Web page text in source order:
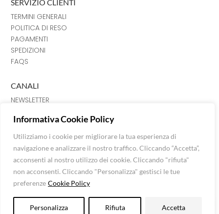
Informativa Cookie Policy
Utilizziamo i cookie per migliorare la tua esperienza di
navigazione e analizzare il nostro traffico. Cliccando “Accetta”,
acconsenti al nostro utilizzo dei cookie. Cliccando "rifiuta"
non acconsenti. Cliccando "Personalizza" gestisci le tue
preferenze Cookie Policy
Personalizza Rifiuta Accetta
SERVIZIO CLIENTI
TERMINI GENERALI
POLITICA DI RESO
PAGAMENTI
SPEDIZIONI
FAQS
CANALI
NEWSLETTER
FACEBOOK
CHAT
Luna Srl © Extra Fashion Stores 2026
Via Mazzini n. 120, C. Fiorentino, 52043 (AR)
P.I: 01624850515 -info@extrafashionstores.com